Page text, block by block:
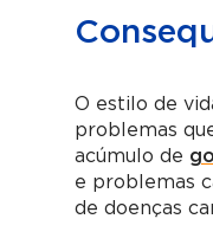
O estilo de
problemas
acúmulo de
e problemas
de doenças